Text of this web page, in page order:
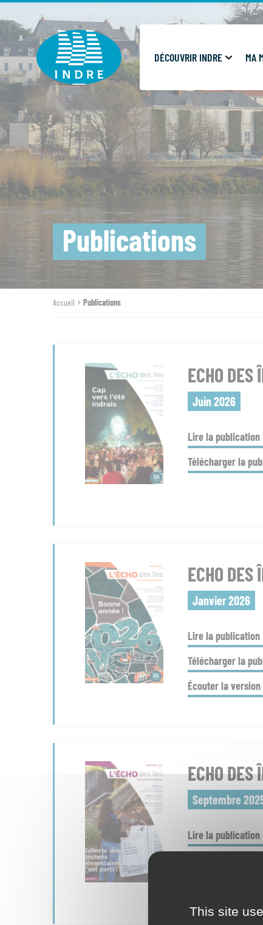
DÉCOUVRIR INDRE MA
Publications
Accueil Publications
ECHO DES
Juin 2026
Lire la publication
Télécharger la
ECHO DES
Janvier 2026
Lire la publication
Télécharger la
Écouter la
ECHO DES
Septembre
Lire la publication
Cookies management panel
This site